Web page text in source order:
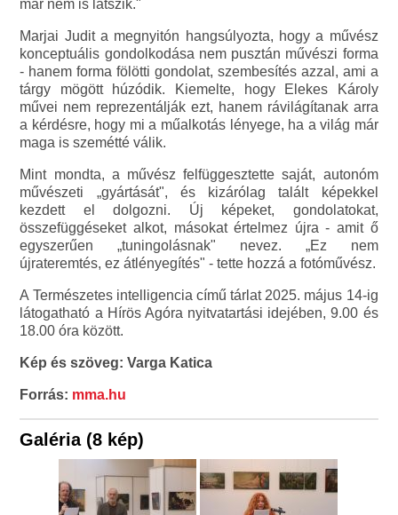
már nem is látszik."
Marjai Judit a megnyitón hangsúlyozta, hogy a művész
konceptuális gondolkodása nem pusztán művészi forma
- hanem forma fölötti gondolat, szembesítés azzal, ami a
tárgy mögött húzódik. Kiemelte, hogy Elekes Károly
művei nem reprezentálják ezt, hanem rávilágítanak arra
a kérdésre, hogy mi a műalkotás lényege, ha a világ már
maga is szemétté válik.
Mint mondta, a művész felfüggesztette saját, autonóm
művészeti „gyártását", és kizárólag talált képekkel
kezdett el dolgozni. Új képeket, gondolatokat,
összefüggéseket alkot, másokat értelmez újra - amit ő
egyszerűen „tuningolásnak" nevez. „Ez nem
újrateremtés, ez átlényegítés" - tette hozzá a fotóművész.
A Természetes intelligencia című tárlat 2025. május 14-ig
látogatható a Hírös Agóra nyitvatartási idejében, 9.00 és
18.00 óra között.
Kép és szöveg: Varga Katica
Forrás: mma.hu
Galéria (8 kép)